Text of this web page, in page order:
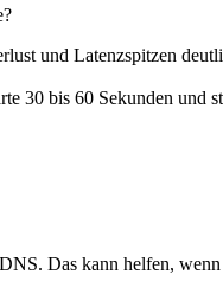
und Latenzspitzen
30 bis 60 Sekunden
Das kann helfen,